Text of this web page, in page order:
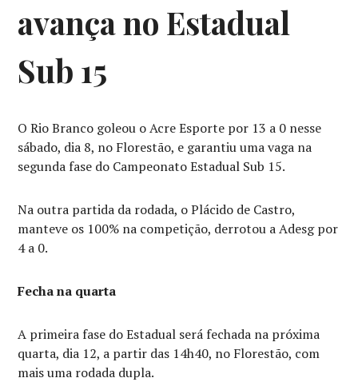
avança no Estadual
Sub 15
O Rio Branco goleou o Acre Esporte por 13 a 0 nesse
sábado, dia 8, no Florestão, e garantiu uma vaga na
segunda fase do Campeonato Estadual Sub 15.
Na outra partida da rodada, o Plácido de Castro,
manteve os 100% na competição, derrotou a Adesg por
4 a 0.
Fecha na quarta
A primeira fase do Estadual será fechada na próxima
quarta, dia 12, a partir das 14h40, no Florestão, com
mais uma rodada dupla.